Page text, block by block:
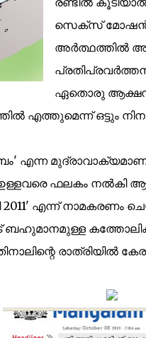
സെക്സ് മോഷന്‍'
അര്‍ത്ഥത്തില്‍
ഏതൊരു ആക്ഷനും
എത്തുമെന്ന് ഒട്ടും
എന്ന
ഫലകം നല്‍കി
2011' എന്ന് നാമകരണം
രാത്രിയില്‍